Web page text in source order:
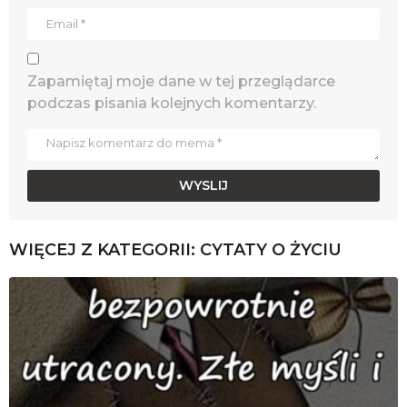
Zapamiętaj moje dane w tej przeglądarce
podczas pisania kolejnych komentarzy.
WIĘCEJ Z KATEGORII: CYTATY O ŻYCIU